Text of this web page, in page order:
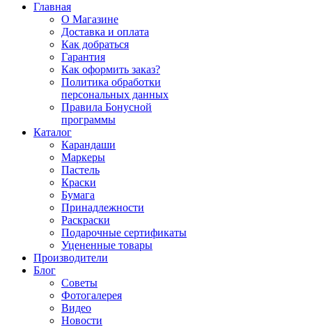
Главная
О Магазине
Доставка и оплата
Как добраться
Гарантия
Как оформить заказ?
Политика обработки
персональных данных
Правила Бонусной
программы
Каталог
Карандаши
Маркеры
Пастель
Краски
Бумага
Принадлежности
Раскраски
Подарочные сертификаты
Уцененные товары
Производители
Блог
Советы
Фотогалерея
Видео
Новости